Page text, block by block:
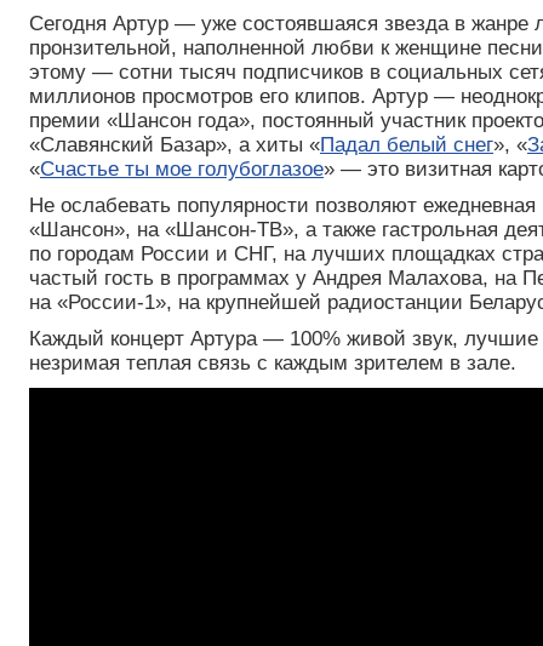
Сегодня Артур — уже состоявшаяся звезда в жанре
пронзительной, наполненной любви к женщине
этому — сотни тысяч подписчиков в социальных
миллионов просмотров его клипов. Артур —
премии «Шансон года», постоянный участник
«Славянский Базар», а хиты «Падал белый снег», «
«Счастье ты мое голубоглазое» — это визитная
Не ослабевать популярности позволяют
«Шансон», на «Шансон-ТВ», а также гастрольная
по городам России и СНГ, на лучших площадках
частый гость в программах у Андрея Малахова, на
на «России-1», на крупнейшей радиостанции
Каждый концерт Артура — 100% живой звук,
незримая теплая связь с каждым зрителем в зале.